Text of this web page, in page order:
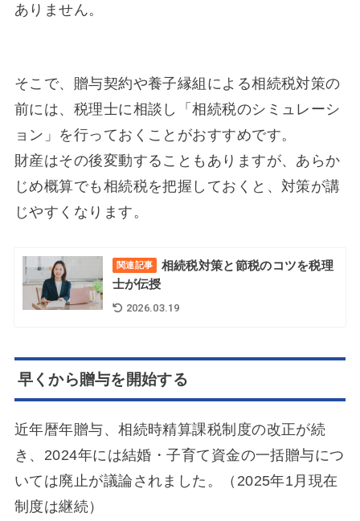
ありません。
そこで、贈与契約や養子縁組による相続税対策の
前には、税理士に相談し「相続税のシミュレーシ
ョン」を行っておくことがおすすめです。
財産はその後変動することもありますが、あらか
じめ概算でも相続税を把握しておくと、対策が講
じやすくなります。
関連記事
相続税対策と節税のコツを税理
士が伝授
2026.03.19
早くから贈与を開始する
近年暦年贈与、相続時精算課税制度の改正が続
き、2024年には結婚・子育て資金の一括贈与につ
いては廃止が議論されました。（2025年1月現在
制度は継続）